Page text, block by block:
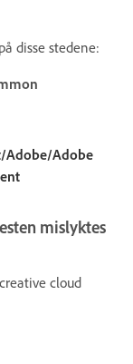
disse stedene:
Adobe
mislyktes
cloud